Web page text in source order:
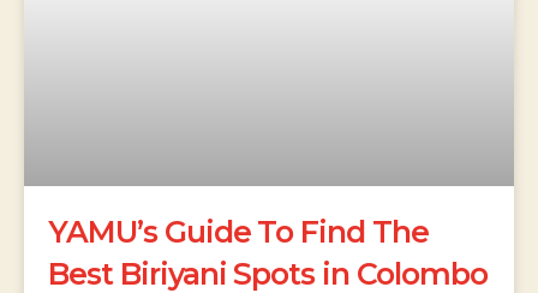
YAMU’s Guide To Find The
Best Biriyani Spots in Colombo